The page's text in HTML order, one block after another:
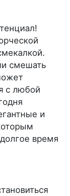
смешать
с любой
и
время